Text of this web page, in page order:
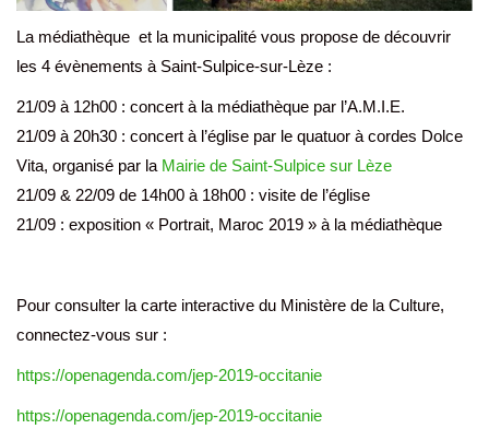
La médiathèque et la municipalité vous propose de découvrir
les 4 évènements à Saint-Sulpice-sur-Lèze :
21/09 à 12h00 : concert à la médiathèque par l’A.M.I.E.
21/09 à 20h30 : concert à l’église par le quatuor à cordes Dolce
Vita, organisé par la Mairie de Saint-Sulpice sur Lèze
21/09 & 22/09 de 14h00 à 18h00 : visite de l’église
21/09 : exposition « Portrait, Maroc 2019 » à la médiathèque
Pour consulter la carte interactive du Ministère de la Culture,
connectez-vous sur :
https://openagenda.com/jep-2019-occitanie
https://openagenda.com/jep-2019-occitanie